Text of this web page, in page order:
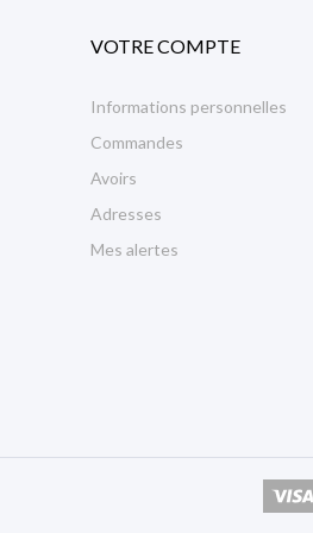
VOTRE COMPTE
Informations personnelles
Commandes
Avoirs
Adresses
Mes alertes